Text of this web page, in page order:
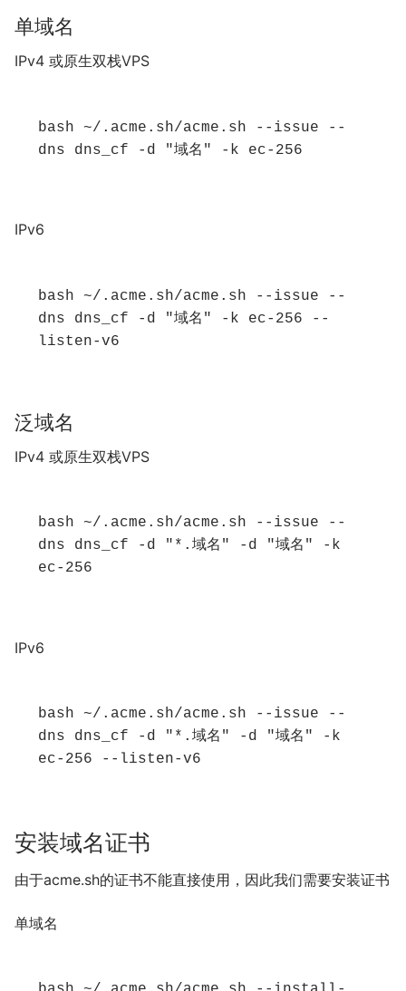
单域名
IPv4 或原生双栈VPS
bash ~/.acme.sh/acme.sh --issue --
dns dns_cf -d "域名" -k ec-256
IPv6
bash ~/.acme.sh/acme.sh --issue --
dns dns_cf -d "域名" -k ec-256 --
listen-v6
泛域名
IPv4 或原生双栈VPS
bash ~/.acme.sh/acme.sh --issue --
dns dns_cf -d "*.域名" -d "域名" -k
ec-256
IPv6
bash ~/.acme.sh/acme.sh --issue --
dns dns_cf -d "*.域名" -d "域名" -k
ec-256 --listen-v6
安装域名证书
由于acme.sh的证书不能直接使用，因此我们需要安装证书
单域名